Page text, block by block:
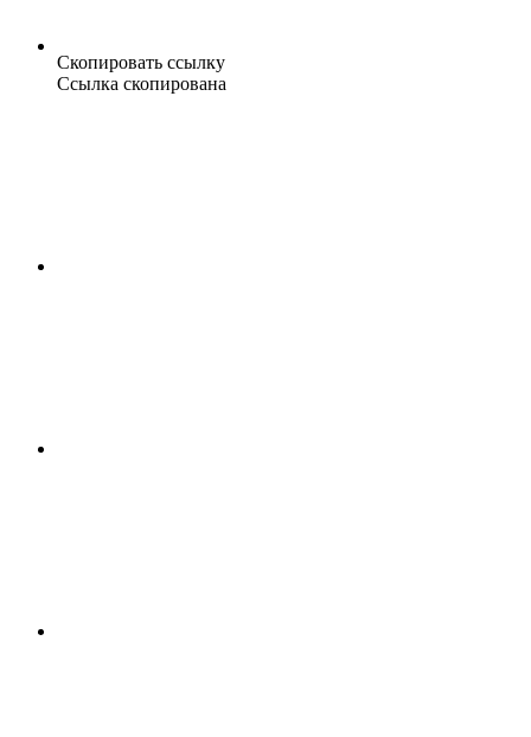
Скопировать ссылку
Ссылка скопирована